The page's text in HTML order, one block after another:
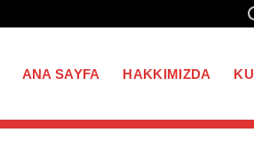
ANA SAYFA HAKKIMIZDA